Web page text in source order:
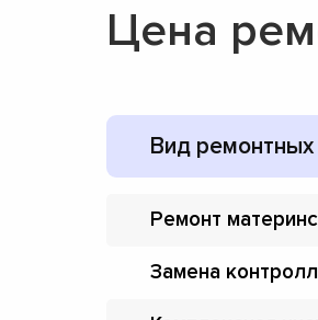
Цена
Вид
Ремонт
Замена